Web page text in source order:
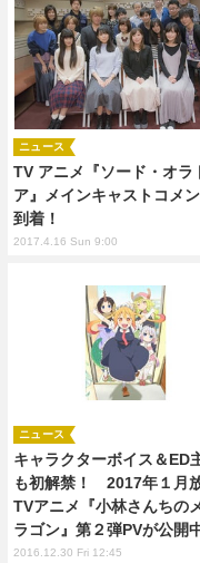
TV アニメ『ソード・オラ
ア』メインキャストコメ
到着！
ニュース
2017.4.16 Sun 9:00
キャラクターボイス＆ED
も初解禁！ 2017年１月
TVアニメ『小林さんちの
ラゴン』第２弾PVが公開
ニュース
2016.12.30 Fri 12:45